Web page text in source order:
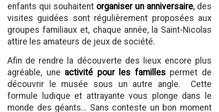
enfants qui souhaitent organiser un anniversaire, des
visites guidées sont régulièrement proposées aux
groupes familiaux et, chaque année, la Saint-Nicolas
attire les amateurs de jeux de société.
Afin de rendre la découverte des lieux encore plus
agréable, une activité pour les familles permet de
découvrir le musée sous un autre angle. Cette
formule ludique et attrayante vous plonge dans le
monde des géants… Sans conteste un bon moment